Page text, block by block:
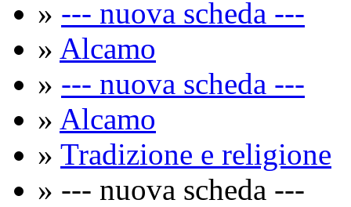
» --- nuova scheda ---
» Alcamo
» --- nuova scheda ---
» Alcamo
» Tradizione e religione
» --- nuova scheda ---